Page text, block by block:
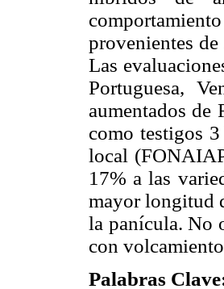
provenientes
Las
Portuguesa,
aumentados de
como testigos
local
17% a las
mayor longitud
la panícula. No
con
Palabras